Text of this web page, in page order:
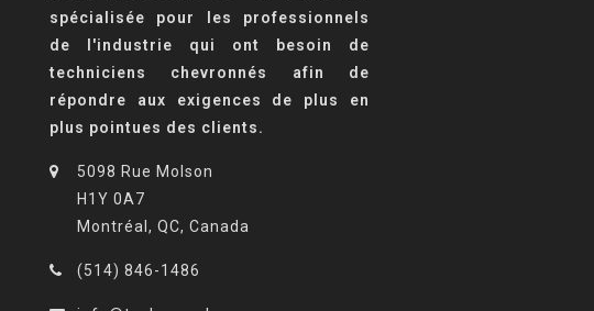
spécialisée pour les professionnels
de l'industrie qui ont besoin de
techniciens chevronnés afin de
répondre aux exigences de plus en
plus pointues des clients.
5098 Rue Molson
H1Y 0A7
Montréal, QC, Canada
(514) 846-1486